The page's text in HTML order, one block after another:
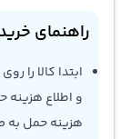
راهنمای
ابتدا کالا
و اطلاع هزینه
هزینه حمل به